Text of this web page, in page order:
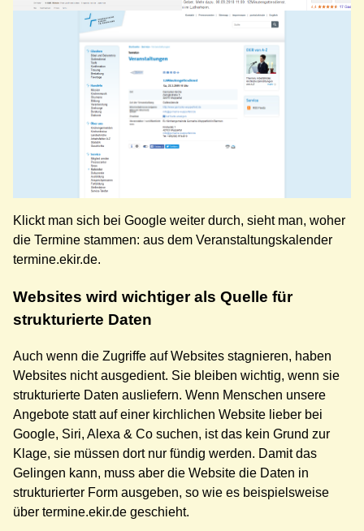
Klickt man sich bei Google weiter durch, sieht man, woher
die Termine stammen: aus dem Veranstaltungskalender
termine.ekir.de.
Websites wird wichtiger als Quelle für
strukturierte Daten
Auch wenn die Zugriffe auf Websites stagnieren, haben
Websites nicht ausgedient. Sie bleiben wichtig, wenn sie
strukturierte Daten ausliefern. Wenn Menschen unsere
Angebote statt auf einer kirchlichen Website lieber bei
Google, Siri, Alexa & Co suchen, ist das kein Grund zur
Klage, sie müssen dort nur fündig werden. Damit das
Gelingen kann, muss aber die Website die Daten in
strukturierter Form ausgeben, so wie es beispielsweise
über termine.ekir.de geschieht.